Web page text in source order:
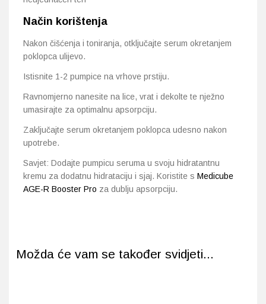
Način korištenja
Nakon čišćenja i toniranja, otključajte serum okretanjem
poklopca ulijevo.
Istisnite 1-2 pumpice na vrhove prstiju.
Ravnomjerno nanesite na lice, vrat i dekolte te nježno
umasirajte za optimalnu apsorpciju.
Zaključajte serum okretanjem poklopca udesno nakon
upotrebe.
Savjet: Dodajte pumpicu seruma u svoju hidratantnu
kremu za dodatnu hidrataciju i sjaj. Koristite s Medicube
AGE-R Booster Pro za dublju apsorpciju.
Možda će vam se također svidjeti...